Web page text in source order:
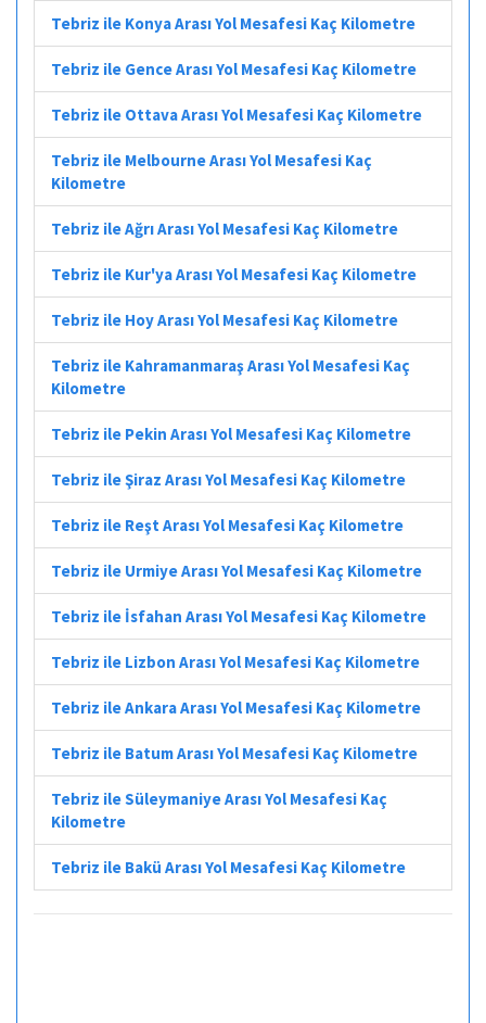
Tebriz ile Konya Arası Yol Mesafesi Kaç Kilometre
Tebriz ile Gence Arası Yol Mesafesi Kaç Kilometre
Tebriz ile Ottava Arası Yol Mesafesi Kaç Kilometre
Tebriz ile Melbourne Arası Yol Mesafesi Kaç
Kilometre
Tebriz ile Ağrı Arası Yol Mesafesi Kaç Kilometre
Tebriz ile Kur'ya Arası Yol Mesafesi Kaç Kilometre
Tebriz ile Hoy Arası Yol Mesafesi Kaç Kilometre
Tebriz ile Kahramanmaraş Arası Yol Mesafesi Kaç
Kilometre
Tebriz ile Pekin Arası Yol Mesafesi Kaç Kilometre
Tebriz ile Şiraz Arası Yol Mesafesi Kaç Kilometre
Tebriz ile Reşt Arası Yol Mesafesi Kaç Kilometre
Tebriz ile Urmiye Arası Yol Mesafesi Kaç Kilometre
Tebriz ile İsfahan Arası Yol Mesafesi Kaç Kilometre
Tebriz ile Lizbon Arası Yol Mesafesi Kaç Kilometre
Tebriz ile Ankara Arası Yol Mesafesi Kaç Kilometre
Tebriz ile Batum Arası Yol Mesafesi Kaç Kilometre
Tebriz ile Süleymaniye Arası Yol Mesafesi Kaç
Kilometre
Tebriz ile Bakü Arası Yol Mesafesi Kaç Kilometre